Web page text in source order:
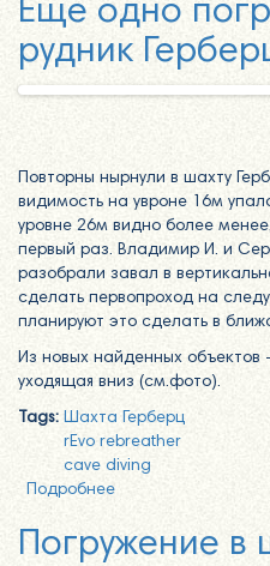
Еще одно
рудник
Повторны нырнули в шахту
видимость на увроне 16м
уровне 26м видно более
первый раз. Владимир И. и
разобрали завал в
сделать первопроход на
планируют это сделать в
Из новых найденных
уходящая вниз (см.фото).
Tags: Шахта Герберц
rEvo rebreather
cave diving
Подробнее
Погружение в